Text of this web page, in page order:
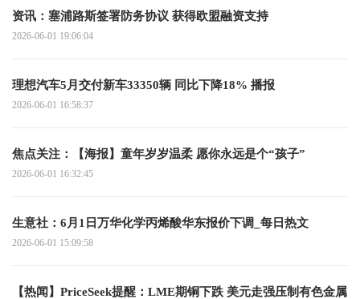
资讯：塞浦路斯签署防务协议 获得欧盟融资支持
2026-06-01 19:06:04
理想汽车5月交付新车33350辆 同比下降18% 播报
2026-06-01 16:58:37
焦点关注：【海报】童年岁岁温柔 愿你永远是个“孩子”
2026-06-01 16:32:45
生意社：6月1日万华化学丙烯酸华东报价下调_每日热文
2026-06-01 15:09:58
【热闻】PriceSeek提醒：LME期铜下跌 美元走强压制有色金属